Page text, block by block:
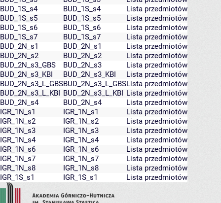
BUD_1S_s4
BUD_1S_s4
Lista przedmiotów
BUD_1S_s5
BUD_1S_s5
Lista przedmiotów
BUD_1S_s6
BUD_1S_s6
Lista przedmiotów
BUD_1S_s7
BUD_1S_s7
Lista przedmiotów
BUD_2N_s1
BUD_2N_s1
Lista przedmiotów
BUD_2N_s2
BUD_2N_s2
Lista przedmiotów
BUD_2N_s3_GBS
BUD_2N_s3
Lista przedmiotów
BUD_2N_s3_KBI
BUD_2N_s3_KBI
Lista przedmiotów
BUD_2N_s3_L_GBSBUD_2N_s3_L_GBSLista przedmiotów
BUD_2N_s3_L_KBI BUD_2N_s3_L_KBI Lista przedmiotów
BUD_2N_s4
BUD_2N_s4
Lista przedmiotów
IGR_1N_s1
IGR_1N_s1
Lista przedmiotów
IGR_1N_s2
IGR_1N_s2
Lista przedmiotów
IGR_1N_s3
IGR_1N_s3
Lista przedmiotów
IGR_1N_s4
IGR_1N_s4
Lista przedmiotów
IGR_1N_s6
IGR_1N_s6
Lista przedmiotów
IGR_1N_s7
IGR_1N_s7
Lista przedmiotów
IGR_1N_s8
IGR_1N_s8
Lista przedmiotów
IGR_1S_s1
IGR_1S_s1 Lista przedmiotów